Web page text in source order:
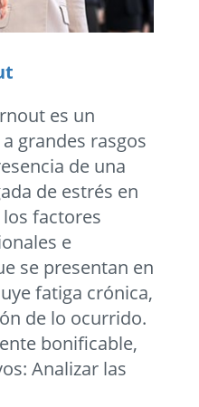
es un
grandes rasgos
de una
de estrés en
factores
e
se presentan en
fatiga crónica,
de lo ocurrido.
bonificable,
Analizar las